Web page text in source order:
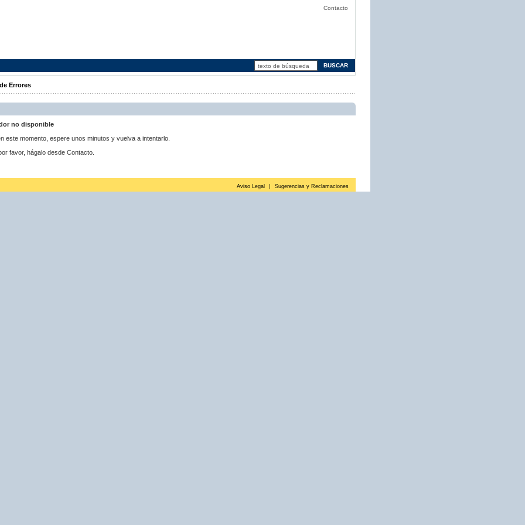
Contacto
Errores
no disponible
este momento, espere unos minutos y vuelva a intentarlo.
favor, hágalo desde Contacto.
Aviso Legal Sugerencias y Reclamaciones